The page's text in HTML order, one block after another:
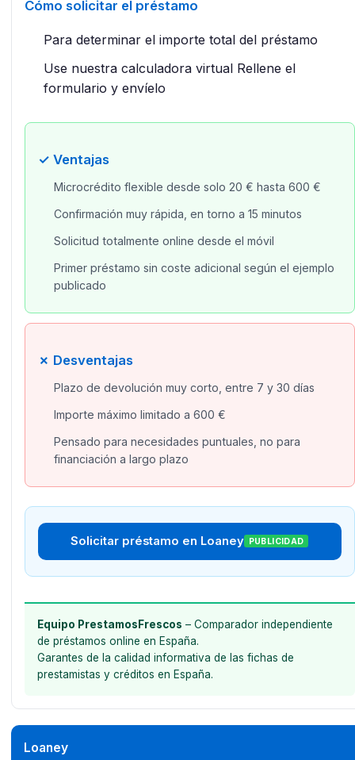
Cómo solicitar el préstamo
Para determinar el importe total del préstamo
Use nuestra calculadora virtual Rellene el
formulario y envíelo
✓ Ventajas
Microcrédito flexible desde solo 20 € hasta 600 €
Confirmación muy rápida, en torno a 15 minutos
Solicitud totalmente online desde el móvil
Primer préstamo sin coste adicional según el ejemplo
publicado
✗ Desventajas
Plazo de devolución muy corto, entre 7 y 30 días
Importe máximo limitado a 600 €
Pensado para necesidades puntuales, no para
financiación a largo plazo
Solicitar préstamo en Loaney PUBLICIDAD
Equipo PrestamosFrescos – Comparador independiente
de préstamos online en España.
Garantes de la calidad informativa de las fichas de
prestamistas y créditos en España.
Loaney